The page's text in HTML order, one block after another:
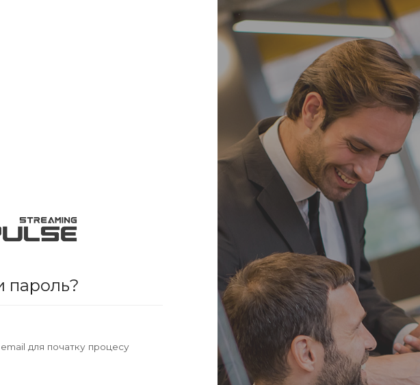
пароль?
для початку процесу